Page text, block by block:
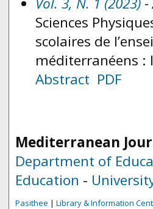
Sciences
scolaires de
méditerranéens :
Abstract PDF
Mediterranean
Department of
Education -
Pasithee | Library & Information